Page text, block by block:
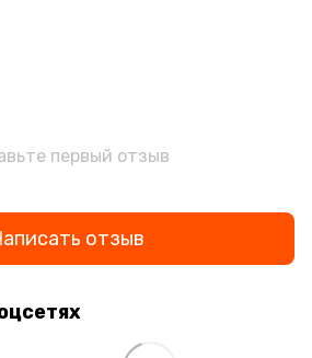
первый отзыв
отзыв